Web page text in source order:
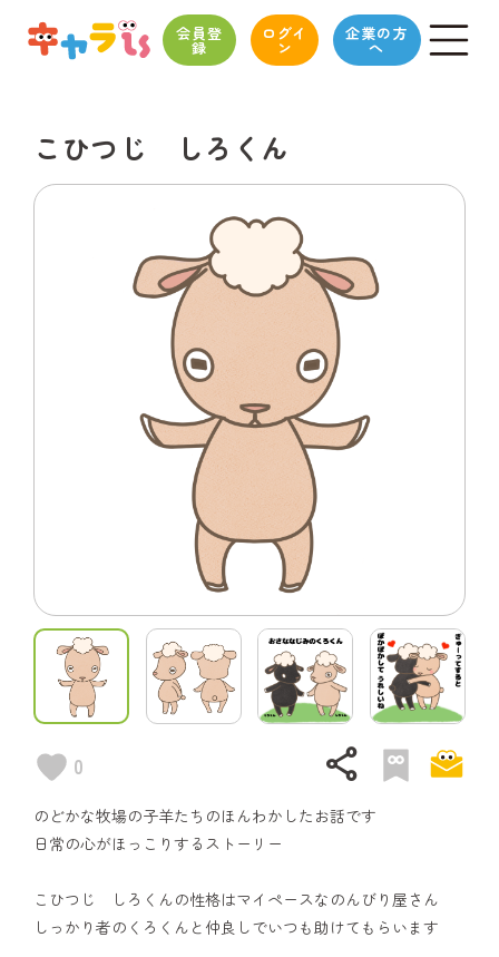
会員登
録
ログイ
ン
企業の方
へ
こひつじ しろくん
0 share
のどかな牧場の子羊たちのほんわかしたお話です
日常の心がほっこりするストーリー
こひつじ しろくんの性格はマイペースなのんびり屋さん
しっかり者のくろくんと仲良しでいつも助けてもらいます